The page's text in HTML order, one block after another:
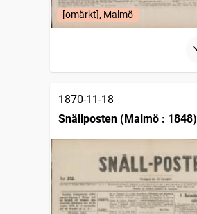
[omärkt], Malmö
1870-11-18
Snällposten (Malmö : 1848)